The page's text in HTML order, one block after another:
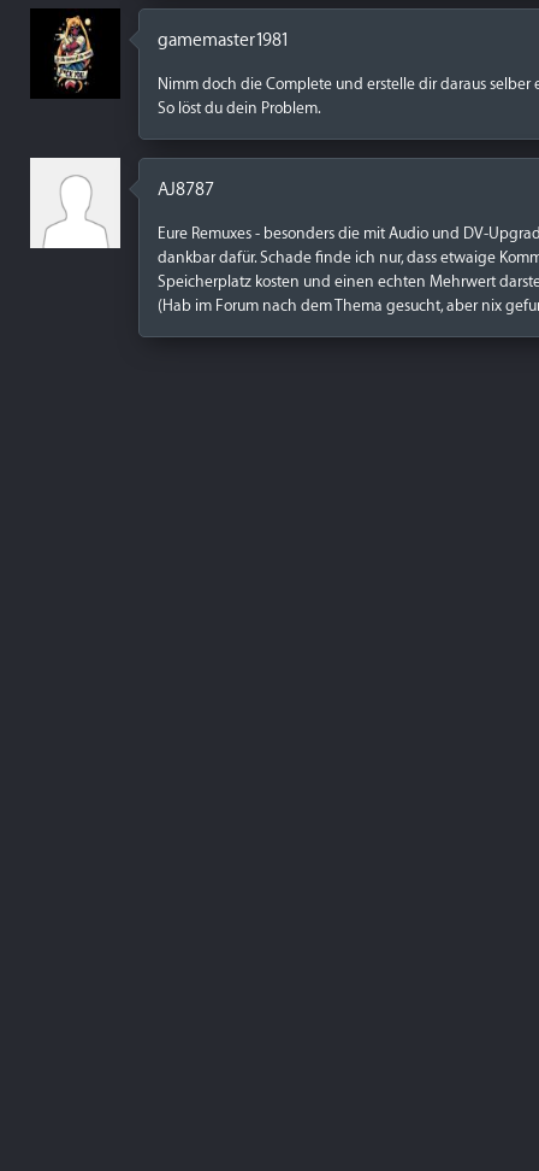
gamemaster1981
Nimm doch die Complete und erstelle dir daraus selber
So löst du dein Problem.
AJ8787
Eure Remuxes - besonders die mit Audio und DV-
dankbar dafür. Schade finde ich nur, dass etwaige
Speicherplatz kosten und einen echten Mehrwert
(Hab im Forum nach dem Thema gesucht, aber nix